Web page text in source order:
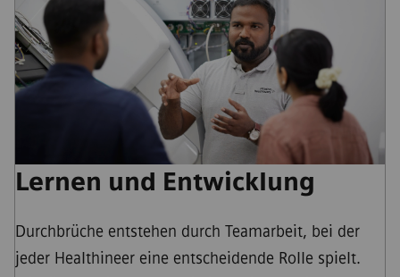
Lernen und Entwicklung
Durchbrüche entstehen durch Teamarbeit, bei der
jeder Healthineer eine entscheidende Rolle spielt.